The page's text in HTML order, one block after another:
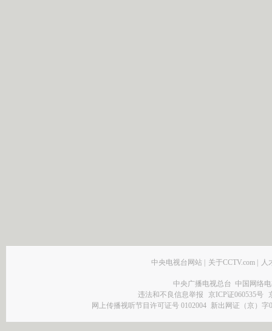
中央电视台网站 关于CCTV.com 人
中央广播电视总台 中国网络
违法和不良信息举报
京ICP证060535号
网上传播视听节目许可证号 0102004 新出网证（京）